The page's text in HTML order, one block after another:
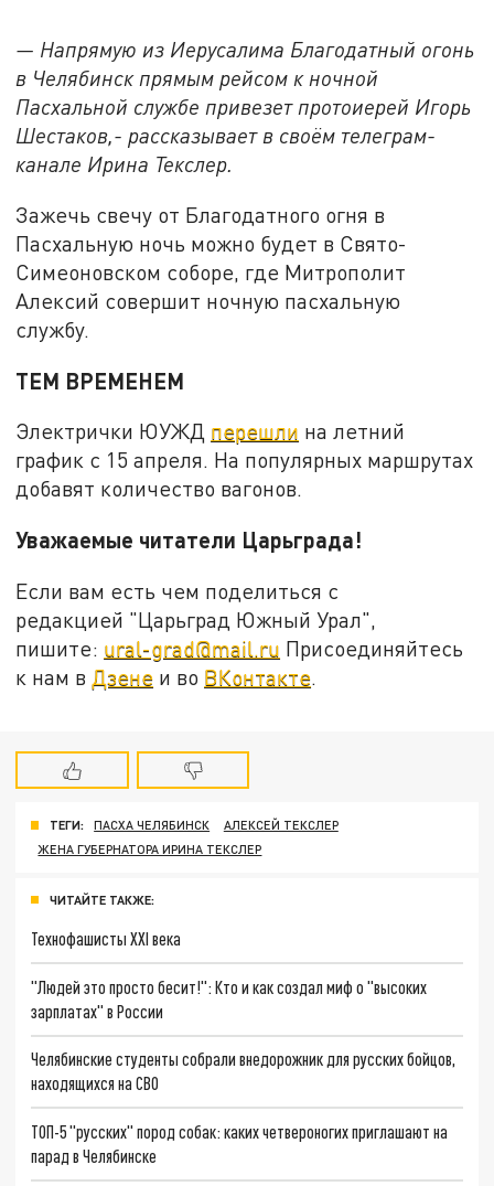
— Напрямую из Иерусалима Благодатный огонь
в Челябинск прямым рейсом к ночной
Пасхальной службе привезет протоиерей Игорь
Шестаков,- рассказывает в своём телеграм-
канале Ирина Текслер.
Зажечь свечу от Благодатного огня в
Пасхальную ночь можно будет в Свято-
Симеоновском соборе, где Митрополит
Алексий совершит ночную пасхальную
службу.
ТЕМ ВРЕМЕНЕМ
Электрички ЮУЖД перешли на летний
график с 15 апреля. На популярных маршрутах
добавят количество вагонов.
Уважаемые читатели Царьграда!
Если вам есть чем поделиться с
редакцией "Царьград Южный Урал",
пишите: ural-grad@mail.ru Присоединяйтесь
к нам в Дзене и во ВКонтакте.
ТЕГИ: ПАСХА ЧЕЛЯБИНСК
АЛЕКСЕЙ ТЕКСЛЕР
ЖЕНА ГУБЕРНАТОРА ИРИНА ТЕКСЛЕР
ЧИТАЙТЕ ТАКЖЕ:
Технофашисты XXI века
"Людей это просто бесит!": Кто и как создал миф о "высоких
зарплатах" в России
Челябинские студенты собрали внедорожник для русских бойцов,
находящихся на СВО
ТОП-5 "русских" пород собак: каких четвероногих приглашают на
парад в Челябинске